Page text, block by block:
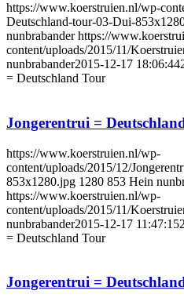
https://www.koerstruien.nl/wp-
Deutschland-tour-03-Dui-
nunbrabander https://
content/uploads/2015/11/
nunbrabander2015-12-17 18:06:44
= Deutschland Tour
Jongerentrui =
https://www.koerstruien.nl/wp-
content/uploads/2015/12/
853x1280.jpg 1280 853 Hein
https://www.koerstruien.nl/wp-
content/uploads/2015/11/
nunbrabander2015-12-17 11:47:15
= Deutschland Tour
Jongerentrui =